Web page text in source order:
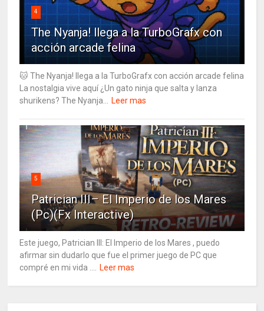
4
The Nyanja! llega a la TurboGrafx con
acción arcade felina
🐱 The Nyanja! llega a la TurboGrafx con acción arcade felina
La nostalgia vive aquí ¿Un gato ninja que salta y lanza
shurikens? The Nyanja...
Leer mas
5
Patrician III– El Imperio de los Mares
(Pc)(Fx Interactive)
Este juego, Patrician III: El Imperio de los Mares , puedo
afirmar sin dudarlo que fue el primer juego de PC que
compré en mi vida ....
Leer mas